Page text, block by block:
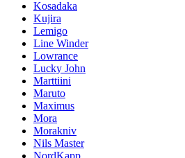
Kosadaka
Kujira
Lemigo
Line Winder
Lowrance
Lucky John
Marttiini
Maruto
Maximus
Mora
Morakniv
Nils Master
NordKapp